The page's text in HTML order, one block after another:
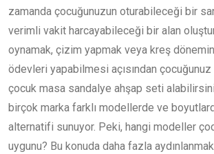
zamanda çocuğunuzun oturabileceği bir
verimli vakit harcayabileceği bir alan
oynamak, çizim yapmak veya kreş
ödevleri yapabilmesi açısından
çocuk masa sandalye ahşap seti
birçok marka farklı modellerde ve
alternatifi sunuyor. Peki, hangi modeller
uygunu? Bu konuda daha fazla aydınlanmak